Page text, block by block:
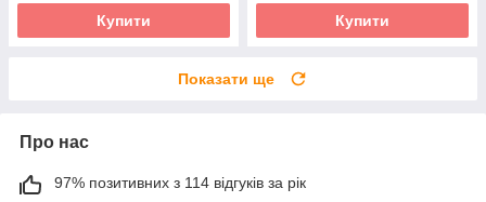
Купити Купити
Показати ще
Про нас
97% позитивних з 114 відгуків за рік